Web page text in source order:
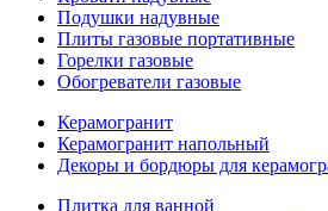
Подушки надувные
Плиты газовые портативные
Горелки газовые
Обогреватели газовые
Керамогранит
Керамогранит напольный
Декоры и бордюры для
Плитка для ванной